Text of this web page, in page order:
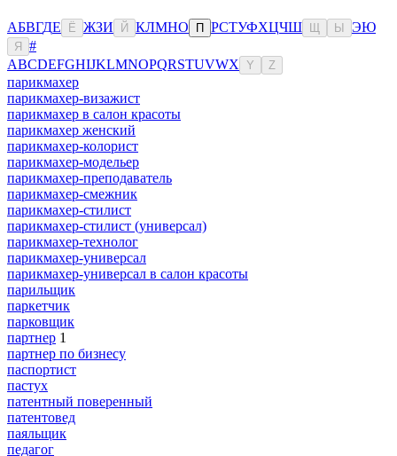
АБВГДЕ Ё ЖЗИ Й КЛМНО П РСТУФХЦЧШ Ы ЭЮ
Я
#
ABCDEFGHIJKLMNOPQRSTUVWX Y Z
парикмахер
парикмахер-визажист
парикмахер в салон красоты
парикмахер женский
парикмахер-колорист
парикмахер-модельер
парикмахер-преподаватель
парикмахер-смежник
парикмахер-стилист
парикмахер-стилист (универсал)
парикмахер-технолог
парикмахер-универсал
парикмахер-универсал в салон красоты
парильщик
паркетчик
парковщик
партнер 1
партнер по бизнесу
паспортист
пастух
патентный поверенный
патентовед
паяльщик
педагог